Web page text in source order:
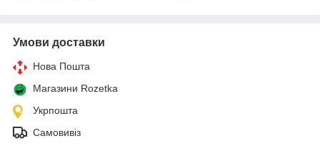
Умови доставки
Нова Пошта
Магазини Rozetka
Укрпошта
Самовивіз